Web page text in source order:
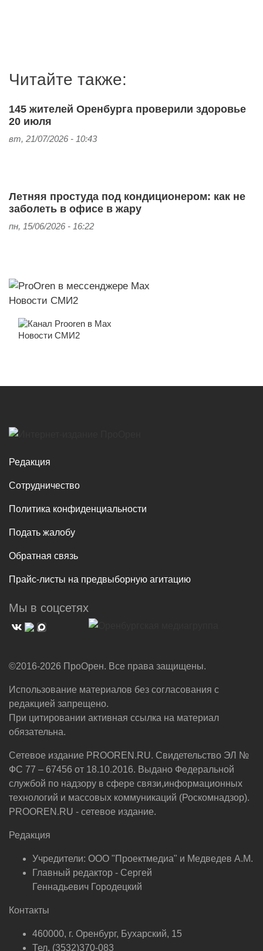
Читайте также:
145 жителей Оренбурга проверили здоровье
20 июля
вт, 21/07/2026 - 10:43
Летняя простуда под кондиционером: как не
заболеть в офисе в жару
пн, 15/06/2026 - 16:22
Новости СМИ2
Новости СМИ2
Редакция
Сотрудничество
Политика конфиденциальности
Подать жалобу
Обратная связь
Прайс-листы на предвыборную агитацию
Мы в соцсетях
©2016-2026 ПроОрен. Все права защищены.
Использование материалов без согласования с
редакцией запрещено.
При цитировании активная ссылка на материал
обязательна.
Сетевое издание PROOREN.RU. Свидетельство ЭЛ №
ФС 77 – 67456 от 18.10.2016. Выдано Федеральной
службой по надзору в сфере связи,информационных
технологий и массовых коммуникаций (Роскомнадзор).
PROOREN.RU - сетевое издание.
Редакция
Учредители: ООО "Проектмедиа" и Медведев А.М.
Главный редактор - Сергей
Геннадьевич Городецкий
Контакты
460000, г. Оренбург, Бухарский, 15
Тел. (3532)370-083